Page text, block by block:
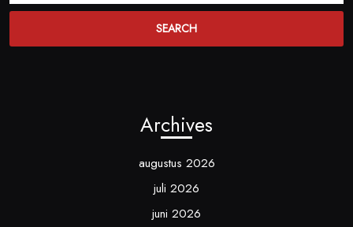
Archives
augustus 2026
juli 2026
juni 2026